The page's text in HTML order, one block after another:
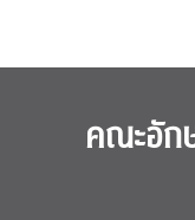
คณะอัก